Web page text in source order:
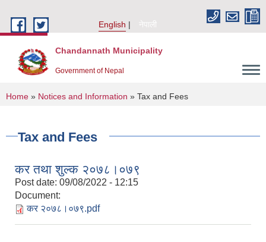
English
नेपाली
Chandannath Municipality
Government of Nepal
You are here
Home » Notices and Information » Tax and Fees
Tax and Fees
कर तथा शुल्क २०७८।०७९
Post date: 09/08/2022 - 12:15
Document:
कर २०७८।०७९.pdf